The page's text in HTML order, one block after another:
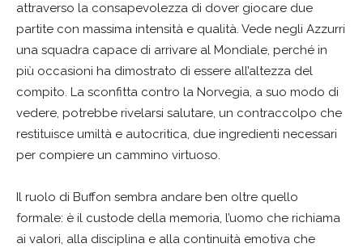
attraverso la consapevolezza di dover giocare due
partite con massima intensità e qualità. Vede negli Azzurri
una squadra capace di arrivare al Mondiale, perché in
più occasioni ha dimostrato di essere all’altezza del
compito. La sconfitta contro la Norvegia, a suo modo di
vedere, potrebbe rivelarsi salutare, un contraccolpo che
restituisce umiltà e autocritica, due ingredienti necessari
per compiere un cammino virtuoso.
Il ruolo di Buffon sembra andare ben oltre quello
formale: è il custode della memoria, l’uomo che richiama
ai valori, alla disciplina e alla continuità emotiva che